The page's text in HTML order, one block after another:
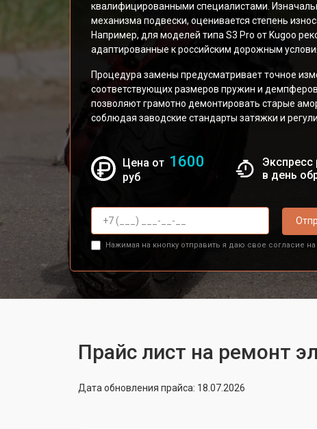
квалифицированными специалистами.
механизма подвески, оценивается степень
Например, для моделей типа S3 Pro от Kugoo
адаптированные к российским дорожным
Процедура замены предусматривает точное
соответствующих размеров пружин и
позволяют грамотно демонтировать старые
соблюдая заводские стандарты затяжки и
Цена от 1600
руб
Экспресс
в день
Нажимая на кнопку отправить я даю свое согласие на
Прайс лист на ремонт
Дата обновления прайса: 18.07.2026